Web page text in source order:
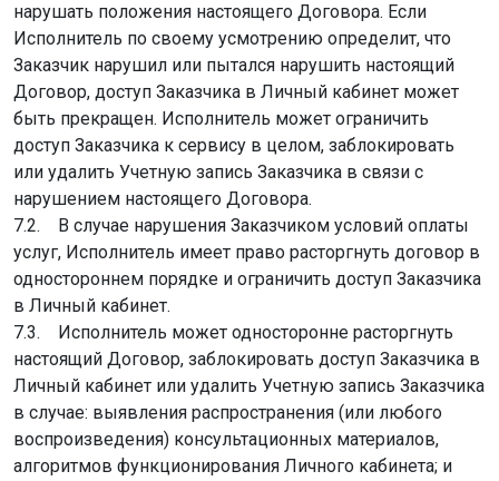
нарушать положения настоящего Договора. Если
Исполнитель по своему усмотрению определит, что
Заказчик нарушил или пытался нарушить настоящий
Договор, доступ Заказчика в Личный кабинет может
быть прекращен. Исполнитель может ограничить
доступ Заказчика к сервису в целом, заблокировать
или удалить Учетную запись Заказчика в связи с
нарушением настоящего Договора.
7.2. В случае нарушения Заказчиком условий оплаты
услуг, Исполнитель имеет право расторгнуть договор в
одностороннем порядке и ограничить доступ Заказчика
в Личный кабинет.
7.3. Исполнитель может односторонне расторгнуть
настоящий Договор, заблокировать доступ Заказчика в
Личный кабинет или удалить Учетную запись Заказчика
в случае: выявления распространения (или любого
воспроизведения) консультационных материалов,
алгоритмов функционирования Личного кабинета; и